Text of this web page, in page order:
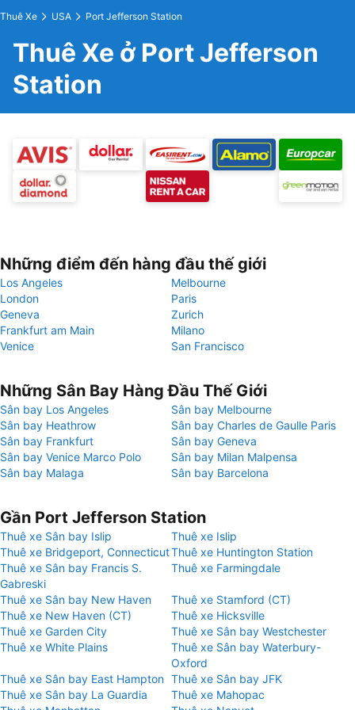
Thuê Xe USA Port Jefferson Station
Thuê Xe ở Port Jefferson
Station
Những điểm đến hàng đầu thế giới
Los Angeles
Melbourne
London
Paris
Geneva
Zurich
Frankfurt am Main
Milano
Venice
San Francisco
Những Sân Bay Hàng Đầu Thế Giới
Sân bay Los Angeles
Sân bay Melbourne
Sân bay Heathrow
Sân bay Charles de Gaulle Paris
Sân bay Frankfurt
Sân bay Geneva
Sân bay Venice Marco Polo
Sân bay Milan Malpensa
Sân bay Malaga
Sân bay Barcelona
Gần Port Jefferson Station
Thuê xe Sân bay Islip
Thuê xe Islip
Thuê xe Bridgeport, ConnecticutThuê xe Huntington Station
Thuê xe Sân bay Francis S.
Gabreski
Thuê xe Farmingdale
Thuê xe Sân bay New Haven
Thuê xe Stamford (CT)
Thuê xe New Haven (CT)
Thuê xe Hicksville
Thuê xe Garden City
Thuê xe Sân bay Westchester
Thuê xe White Plains
Thuê xe Sân bay Waterbury-
Oxford
Thuê xe Sân bay East Hampton Thuê xe Sân bay JFK
Thuê xe Sân bay La Guardia
Thuê xe Mahopac